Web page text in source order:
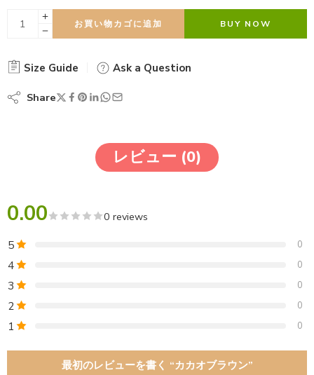
お買い物カゴに追加 BUY NOW
Size Guide Ask a Question
Share
レビュー (0)
0.00 0 reviews
5 0
4 0
3 0
2 0
1 0
最初のレビューを書く “カカオブラウン”